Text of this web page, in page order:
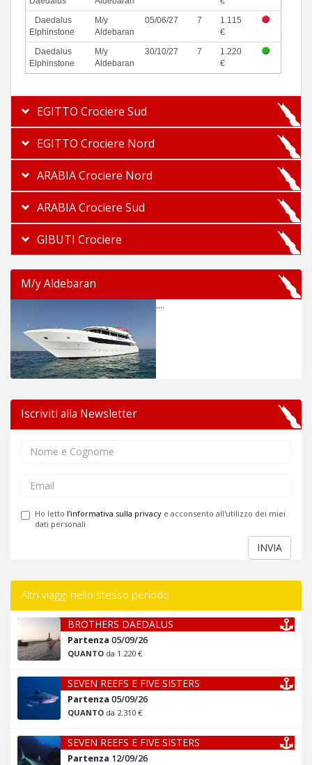
Daedalus
Elphinstone
M/y
Aldebaran
05/06/27 7
1.115
€
Daedalus
Elphinstone
M/y
Aldebaran
30/10/27 7
1.220
€
EGITTO Crociere Sud
EGITTO Crociere Nord
ARABIA Crociere Nord
ARABIA Crociere Sud
GIBUTI Crociere
M/y Aldebaran
....
Iscriviti alla Newsletter
Ho letto l'informativa sulla privacy e acconsento all'utilizzo dei miei
dati personali
INVIA
Altri viaggi nello stesso periodo
BROTHERS DAEDALUS
Partenza 05/09/26
QUANTO da 1.220 €
SEVEN REEFS E FIVE SISTERS
Partenza 05/09/26
QUANTO da 2.310 €
SEVEN REEFS E FIVE SISTERS
Partenza 12/09/26